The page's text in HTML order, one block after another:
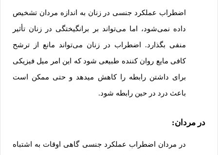
اضطراب عملکرد جنسی در زنان به اندازه مردان تشخیص
داده نمی‌شود، اما می‌تواند بر برانگیختگی در زنان تأثیر
منفی بگذارد. اضطراب در زنان می‌تواند مانع از ترشح
کافی مایع روان کننده طبیعی شود که این امر میل فیزیکی
برای داشتن رابطه را کاهش میدهد و حتی ممکن است
باعث درد در حین رابطه شود.
در مردان:
در مردان اضطراب عملکرد جنسی گاهی اوقات به اشتباه